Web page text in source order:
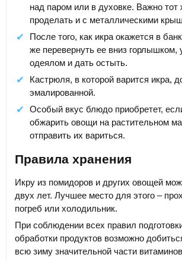
над паром или в духовке. Важно тот
проделать и с металлическими
После того, как икра окажется в
же перевернуть ее вниз горлышком,
одеялом и дать остыть.
Кастрюля, в которой варится икра,
эмалированной.
Особый вкус блюдо приобретет,
обжарить овощи на растительном
отправить их вариться.
Правила хранения
Икру из помидоров и других овощей
двух лет. Лучшее место для этого –
погреб или холодильник.
При соблюдении всех правил
обработки продуктов возможно
всю зиму значительной части